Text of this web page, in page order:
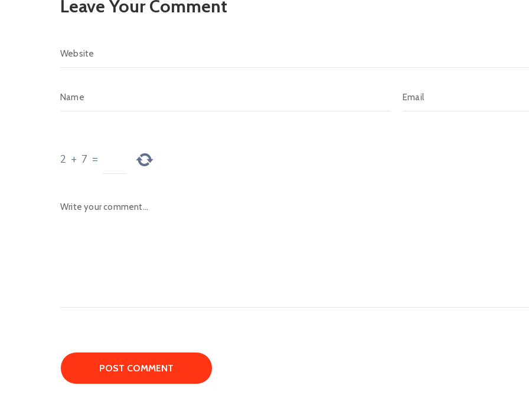
Leave Your Comment
2 + 7 =